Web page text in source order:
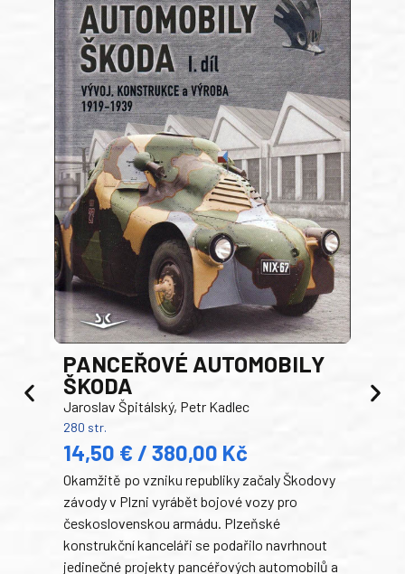
PANCEŘOVÉ AUTOMOBILY
ŠKODA
Jaroslav Špitálský, Petr Kadlec
280 str.
14,50 € / 380,00 Kč
Okamžitě po vzniku republiky začaly Škodovy
závody v Plzni vyrábět bojové vozy pro
československou armádu. Plzeňské
konstrukční kanceláři se podařilo navrhnout
jedinečné projekty pancéřových automobilů a